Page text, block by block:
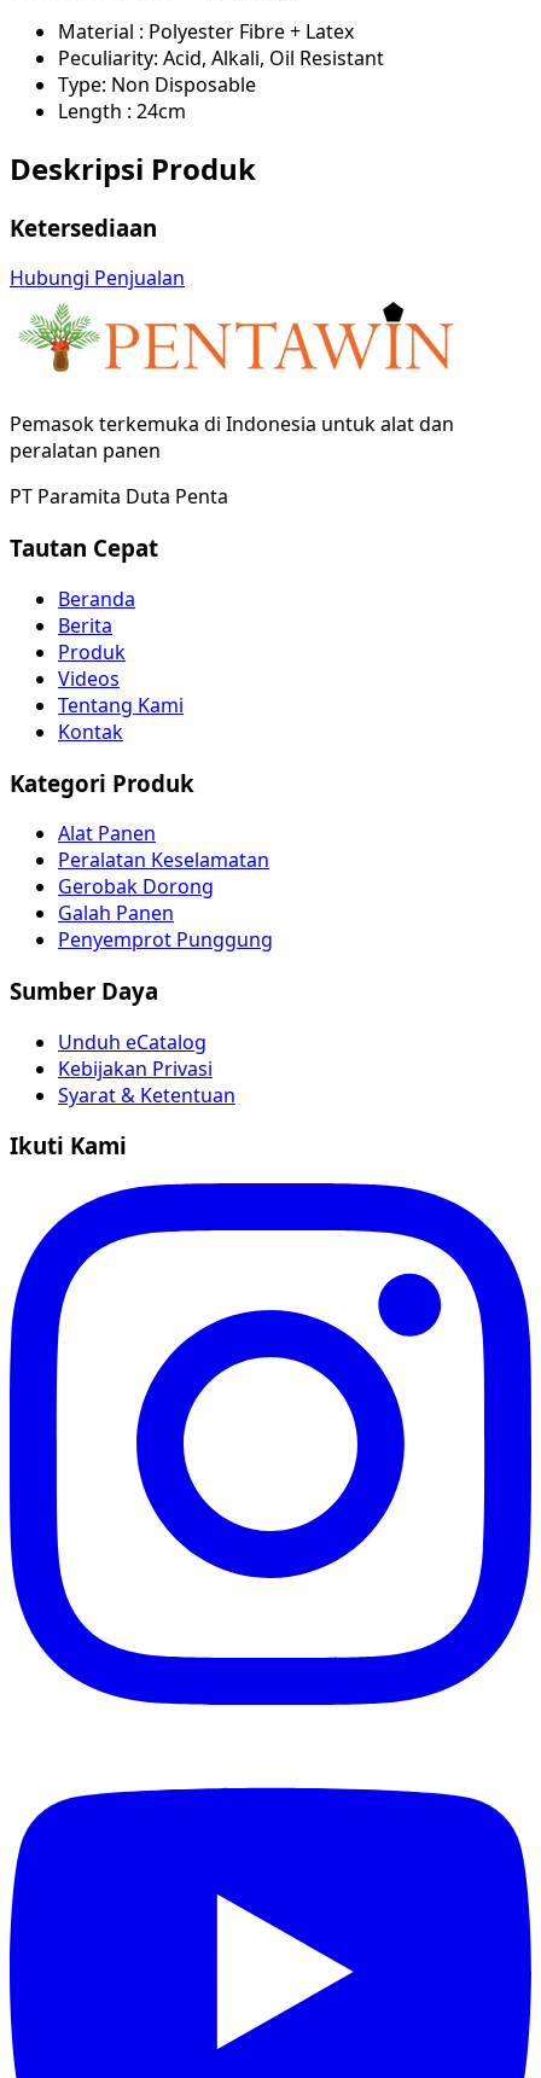
Material : Polyester Fibre + Latex
Peculiarity: Acid, Alkali, Oil Resistant
Type: Non Disposable
Length : 24cm
Deskripsi Produk
Ketersediaan
Hubungi Penjualan
Pemasok terkemuka di Indonesia untuk alat dan
peralatan panen
PT Paramita Duta Penta
Tautan Cepat
Beranda
Berita
Produk
Videos
Tentang Kami
Kontak
Kategori Produk
Alat Panen
Peralatan Keselamatan
Gerobak Dorong
Galah Panen
Penyemprot Punggung
Sumber Daya
Unduh eCatalog
Kebijakan Privasi
Syarat & Ketentuan
Ikuti Kami